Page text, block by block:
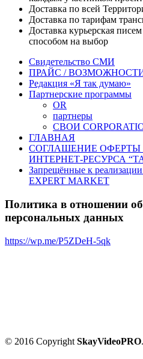
Доставка по всей
Доставка по тарифам
Доставка курьерская
способом на выбор
Свидетельство СМИ
ПРАЙС /
Редакция «Я так думаю»
Партнерские программы
OR
партнеры
СВОИ
ГЛАВНАЯ
СОГЛАШЕНИЕ ОФЕРТЫ
ИНТЕРНЕТ-РЕСУРСА
Запрещённые к
EXPERT MARKET
Политика в отношении
персональных данных
https://wp.me/P5ZDeH-5qk
© 2016 Copyright SkayVideoPRO